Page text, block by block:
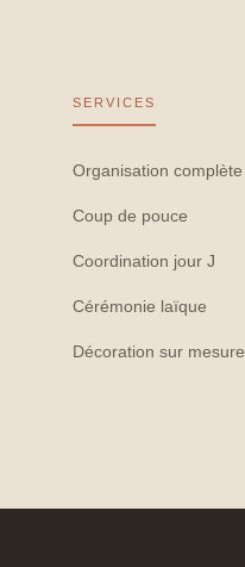
SERVICES
Organisation complète
Coup de pouce
Coordination jour J
Cérémonie laïque
Décoration sur mesure